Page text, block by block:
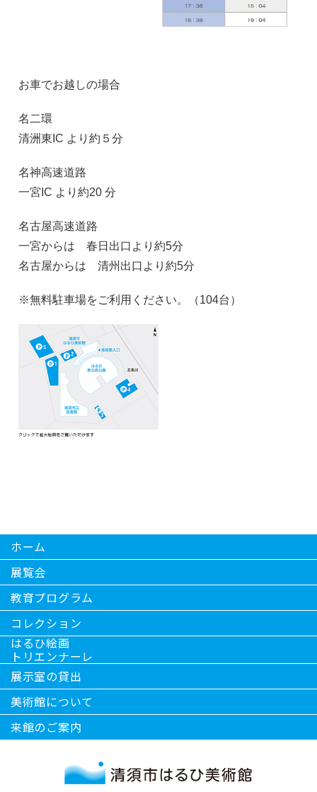
お車でお越しの場合
名二環
清洲東IC より約５分
名神高速道路
一宮IC より約20 分
名古屋高速道路
一宮からは 春日出口より約5分
名古屋からは 清州出口より約5分
※無料駐車場をご利用ください。（104台）
ホーム
展覧会
教育プログラム
コレクション
はるひ絵画
トリエンナーレ
展示室の貸出
美術館について
来館のご案内